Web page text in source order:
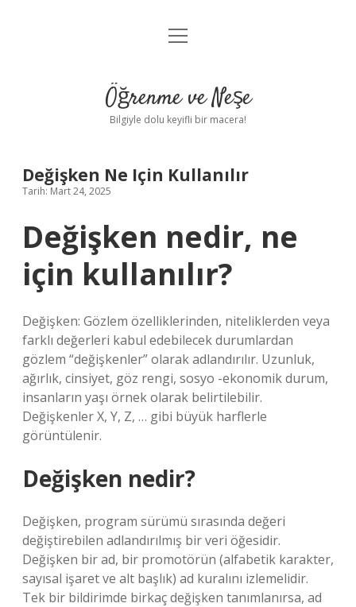
Anasayfa
Yasal Uyarı
menüyü
Öğrenme ve Neşe
Bilgiyle dolu keyifli bir macera!
Değişken Ne Için Kullanılır
Tarih: Mart 24, 2025
Değişken nedir, ne
için kullanılır?
Değişken: Gözlem özelliklerinden, niteliklerden veya
farklı değerleri kabul edebilecek durumlardan
gözlem “değişkenler” olarak adlandırılır. Uzunluk,
ağırlık, cinsiyet, göz rengi, sosyo -ekonomik durum,
insanların yaşı örnek olarak belirtilebilir.
Değişkenler X, Y, Z, … gibi büyük harflerle
görüntülenir.
Değişken nedir?
Değişken, program sürümü sırasında değeri
değiştirebilen adlandırılmış bir veri öğesidir.
Değişken bir ad, bir promotörün (alfabetik karakter,
sayısal işaret ve alt başlık) ad kuralını izlemelidir.
Tek bir bildirimde birkaç değişken tanımlanırsa, ad